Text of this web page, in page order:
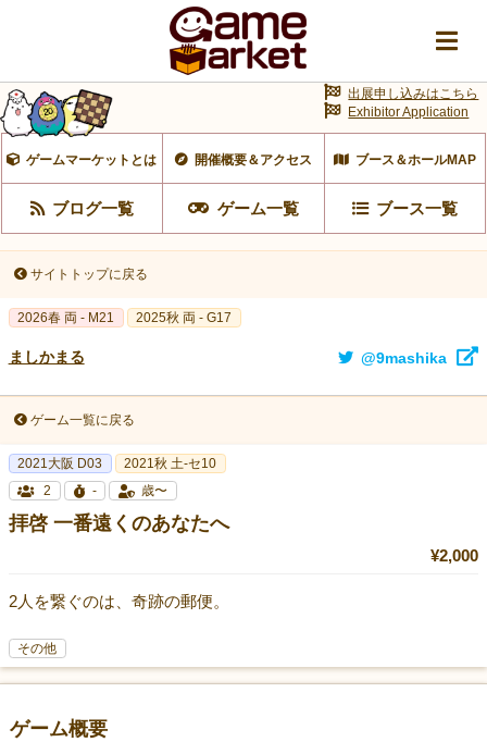
ゲームマーケットとは 開催概要＆アクセス ブース＆ホールMAP
ブログ一覧 ゲーム一覧 ブース一覧
出展申し込みはこちら
Exhibitor Application
サイトトップに戻る
2026春 両 - M21 2025秋 両 - G17
ましかまる @9mashika
ゲーム一覧に戻る
2021大阪 D03
2021秋 土-セ10
2
- 歳〜
拝啓 一番遠くのあなたへ
¥2,000
2人を繋ぐのは、奇跡の郵便。
その他
ゲーム概要